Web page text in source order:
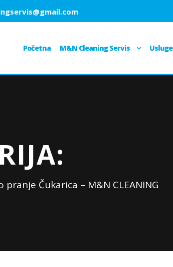
Početna M&N Cleaning Servis Usluge
Čukarica – M&N CLEANING